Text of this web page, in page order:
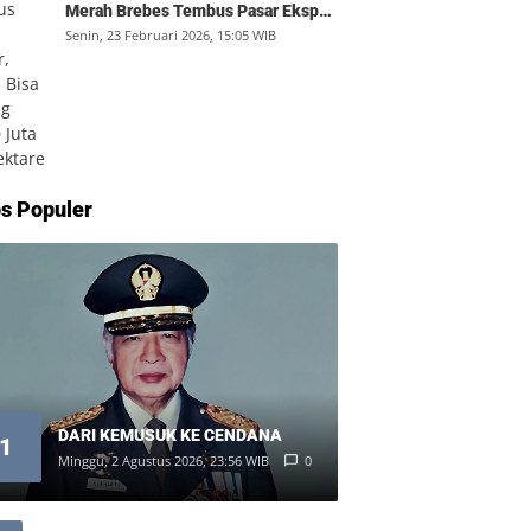
Merah Brebes Tembus Pasar Ekspor,
Petani Bisa Untung Rp350 Juta per
Senin, 23 Februari 2026, 15:05 WIB
Populer
1 DARI KEMUSUK KE CENDANA
Minggu, 2 Agustus 2026, 23:56 WIB 0